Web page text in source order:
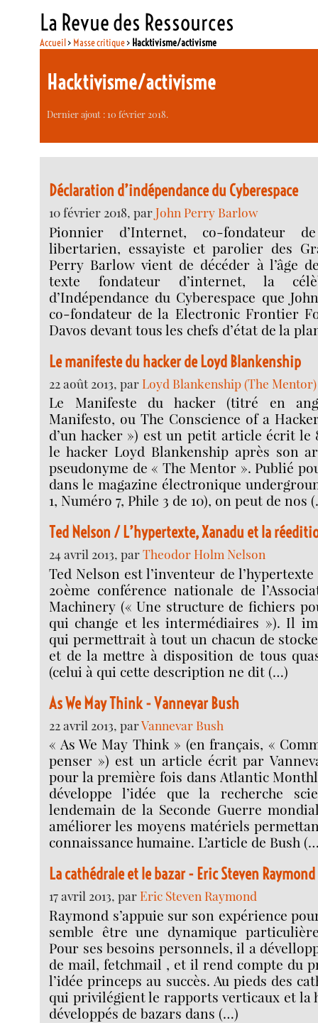
La Revue des Ressources
Accueil> Masse critique> Hacktivisme/activisme
Hacktivisme/activisme
Dernier ajout : 10 février 2018.
Déclaration d’indépendance du Cyberespace
10 février 2018, parJohn Perry Barlow
Pionnier d’Internet, co-fondateur
libertarien, essayiste et parolier des
Perry Barlow vient de décéder à l’âge
texte fondateur d’internet, la
d’Indépendance du Cyberespace que
co-fondateur de la Electronic Frontier
Davos devant tous les chefs d’état de la
Le manifeste du hacker de Loyd Blankenship
22 août 2013, parLoyd Blankenship (The Mentor)
Le Manifeste du hacker (titré en
Manifesto, ou The Conscience of a
d’un hacker ») est un petit article écrit le
le hacker Loyd Blankenship après son
pseudonyme de « The Mentor ». Publié
dans le magazine électronique
1, Numéro 7, Phile 3 de 10), on peut de nos
Ted Nelson / L’hypertexte, Xanadu et la
24 avril 2013, parTheodor Holm Nelson
Ted Nelson est l’inventeur de l’hypertexte
20ème conférence nationale de
Machinery (« Une structure de fichiers
qui change et les intermédiaires »). Il
qui permettrait à tout un chacun de
et de la mettre à disposition de tous
(celui à qui cette description ne dit (…)
As We May Think - Vannevar Bush
22 avril 2013, parVannevar Bush
« As We May Think » (en français, «
penser ») est un article écrit par
pour la première fois dans Atlantic
développe l’idée que la recherche
lendemain de la Seconde Guerre
améliorer les moyens matériels
connaissance humaine. L’article de Bush
La cathédrale et le bazar - Eric Steven Raymond
17 avril 2013, parEric Steven Raymond
Raymond s’appuie sur son expérience
semble être une dynamique
Pour ses besoins personnels, il a
de mail, fetchmail , et il rend compte du
l’idée princeps au succès. Au pieds des
qui privilégient le rapports verticaux et la
développés de bazars dans (…)